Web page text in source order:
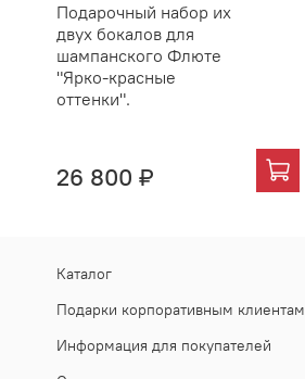
Подарочный набор их
двух бокалов для
шампанского Флюте
"Ярко-красные
оттенки".
26 800 ₽
Каталог
Подарки корпоративным клиентам
Информация для покупателей